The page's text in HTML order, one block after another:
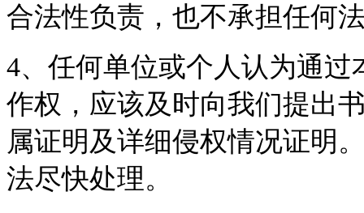
合法性负责，也不承担任何
4、任何单位或个人认为通
作权，应该及时向我们提出
属证明及详细侵权情况证明
法尽快处理。